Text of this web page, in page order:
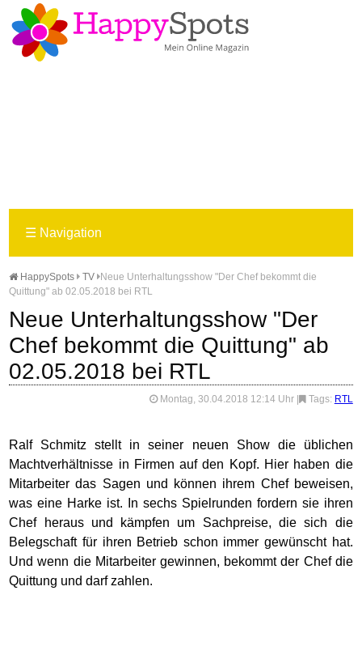
☰ Navigation
HappySpots TV
Neue Unterhaltungsshow "Der Chef bekommt die
Quittung" ab 02.05.2018 bei RTL
Neue Unterhaltungsshow "Der
Chef bekommt die Quittung" ab
02.05.2018 bei RTL
Montag, 30.04.2018 12:14 Uhr Tags: RTL
Ralf Schmitz stellt in seiner neuen Show die üblichen
Machtverhältnisse in Firmen auf den Kopf. Hier haben die
Mitarbeiter das Sagen und können ihrem Chef beweisen,
was eine Harke ist. In sechs Spielrunden fordern sie ihren
Chef heraus und kämpfen um Sachpreise, die sich die
Belegschaft für ihren Betrieb schon immer gewünscht hat.
Und wenn die Mitarbeiter gewinnen, bekommt der Chef die
Quittung und darf zahlen.